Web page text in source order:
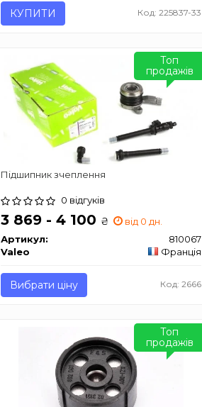
КУПИТИ Код: 225837-33
Підшипник зчеплення
0 відгуків
3 869 - 4 100 ₴
від 0 дн.
Артикул:
810067
Valeo
Франція
Вибрати ціну Код: 2666
Топ
продажів
Топ
продажів